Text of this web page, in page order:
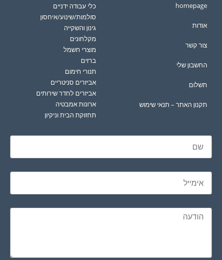
homepage
אודות
צור קשר
החשבון שלי
תשלום
תקנון האתר – תנאי שימוש
כלי עבודה ידניים
סולמות/שינוע/איחסון
גינון והשקייה
מקלחונים
מוצרי חשמל
ברזים
תנורי חימום
אביזרים סניטריים
אביזרים לחדר שירותים
ארונות אמבטיה
תחזוקת הבית וניקיון